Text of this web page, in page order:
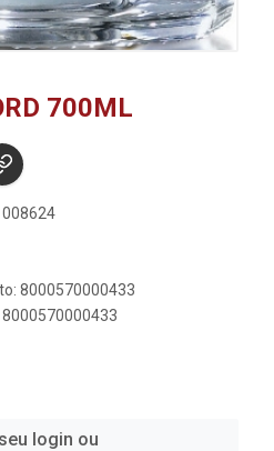
700ML
8000570000433
8000570000433
login ou